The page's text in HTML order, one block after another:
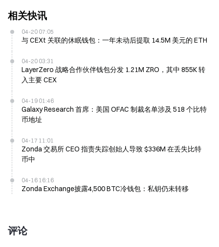
相关快讯
04-20 07:05
与 CEXt 关联的休眠钱包：一年未动后提取 14.5M 美元的 ETH
04-20 03:31
LayerZero 战略合作伙伴钱包分发 1.21M ZRO，其中 855K 转
入主要 CEX
04-19 01:46
Galaxy Research 首席：美国 OFAC 制裁名单涉及 518 个比特
币地址
04-17 11:01
Zonda 交易所 CEO 指责失踪创始人导致 $336M 在丢失比特
币中
04-16 16:16
Zonda Exchange披露4,500 BTC冷钱包：私钥仍未转移
评论